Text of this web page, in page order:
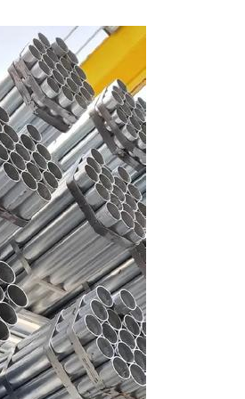
Tubería de acero ASTM
A519
Tubería de acero ASTM
A213
Tubería de acero aleado
ASTM A369
Tubería de acero aleado
ASTM A250
Tubería de acero aleado
ASTM A556